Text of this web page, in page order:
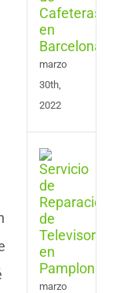
en
marzo
30th,
2022
de
en
marzo